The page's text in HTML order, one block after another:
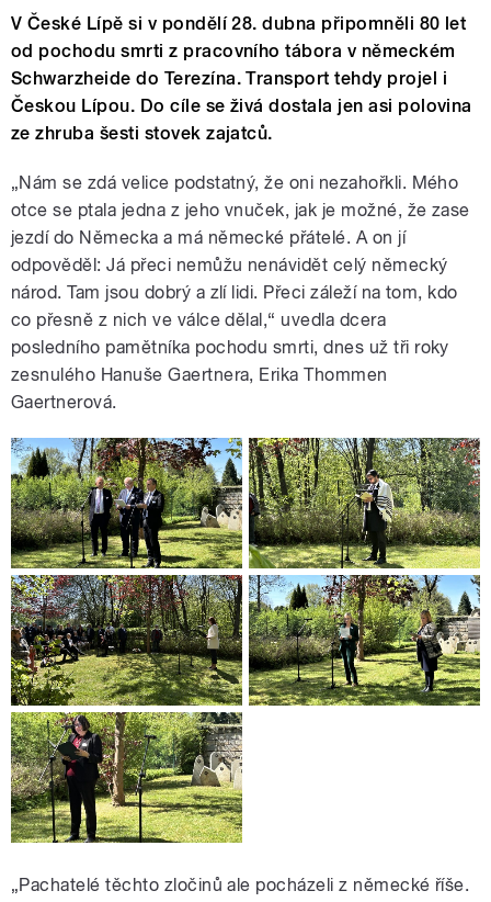
V České Lípě si v pondělí 28. dubna připomněli 80 let
od pochodu smrti z pracovního tábora v německém
Schwarzheide do Terezína. Transport tehdy projel i
Českou Lípou. Do cíle se živá dostala jen asi polovina
ze zhruba šesti stovek zajatců.
„Nám se zdá velice podstatný, že oni nezahořkli. Mého
otce se ptala jedna z jeho vnuček, jak je možné, že zase
jezdí do Německa a má německé přátelé. A on jí
odpověděl: Já přeci nemůžu nenávidět celý německý
národ. Tam jsou dobrý a zlí lidi. Přeci záleží na tom, kdo
co přesně z nich ve válce dělal,“ uvedla dcera
posledního pamětníka pochodu smrti, dnes už tři roky
zesnulého Hanuše Gaertnera, Erika Thommen
Gaertnerová.
„Pachatelé těchto zločinů ale pocházeli z německé říše.